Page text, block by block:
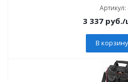
Артикул:
3 337руб./
В корзину